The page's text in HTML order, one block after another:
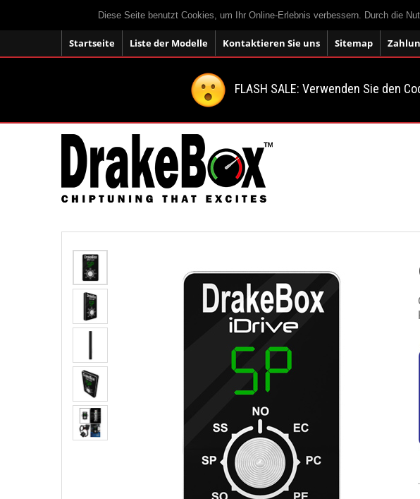
Diese Seite benutzt Cookies, um Ihr Online-Erlebnis verbessern. Durch die
Startseite Liste der Modelle Kontaktieren Sie uns Sitemap
FLASH SALE: Verwenden Sie den